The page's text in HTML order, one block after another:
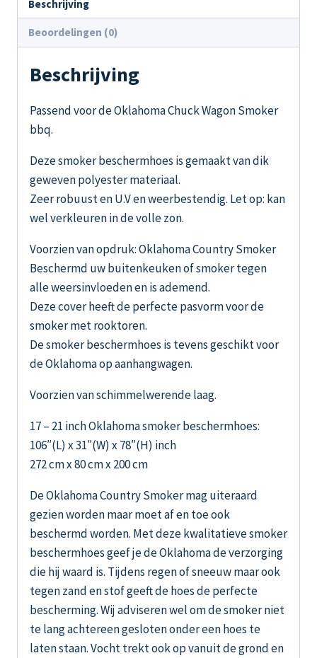
Beschrijving
Beoordelingen (0)
Beschrijving
Passend voor de Oklahoma Chuck Wagon Smoker
bbq.
Deze smoker beschermhoes is gemaakt van dik
geweven polyester materiaal.
Zeer robuust en U.V en weerbestendig. Let op: kan
wel verkleuren in de volle zon.
Voorzien van opdruk: Oklahoma Country Smoker
Beschermd uw buitenkeuken of smoker tegen
alle weersinvloeden en is ademend.
Deze cover heeft de perfecte pasvorm voor de
smoker met rooktoren.
De smoker beschermhoes is tevens geschikt voor
de Oklahoma op aanhangwagen.
Voorzien van schimmelwerende laag.
17 – 21 inch Oklahoma smoker beschermhoes:
106″(L) x 31″(W) x 78″(H) inch
272 cm x 80 cm x 200 cm
De Oklahoma Country Smoker mag uiteraard
gezien worden maar moet af en toe ook
beschermd worden. Met deze kwalitatieve smoker
beschermhoes geef je de Oklahoma de verzorging
die hij waard is. Tijdens regen of sneeuw maar ook
tegen zand en stof geeft de hoes de perfecte
bescherming. Wij adviseren wel om de smoker niet
te lang achtereen gesloten onder een hoes te
laten staan. Vocht trekt ook op vanuit de grond en